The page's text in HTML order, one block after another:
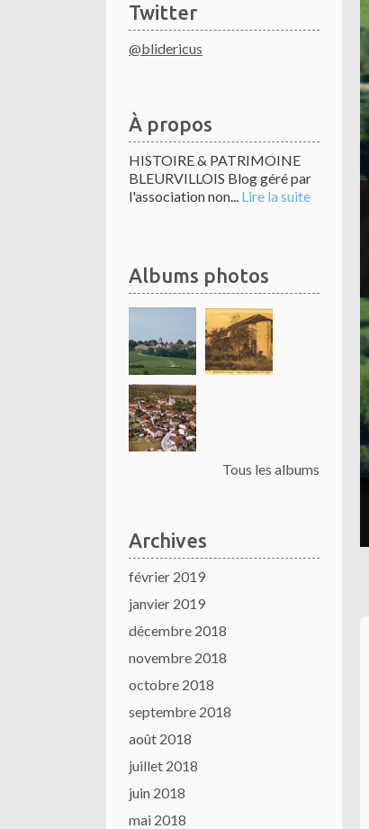
Twitter
@blidericus
À propos
HISTOIRE & PATRIMOINE
BLEURVILLOIS Blog géré par
l'association non... Lire la suite
Albums photos
Tous les albums
Archives
février 2019
janvier 2019
décembre 2018
novembre 2018
octobre 2018
septembre 2018
août 2018
juillet 2018
juin 2018
mai 2018